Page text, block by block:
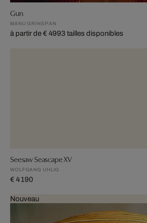
Gun
MANU GRINSPAN
à partir de € 4993 tailles disponibles
Seesaw Seascape XV
WOLFGANG UHLIG
€ 4 190
Nouveau